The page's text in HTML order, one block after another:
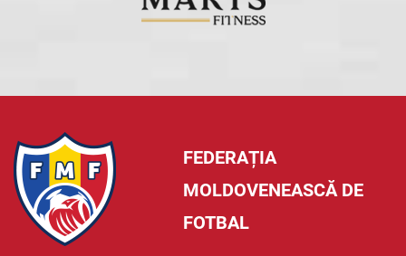
FEDERAȚIA
MOLDOVENEASCĂ DE
FOTBAL